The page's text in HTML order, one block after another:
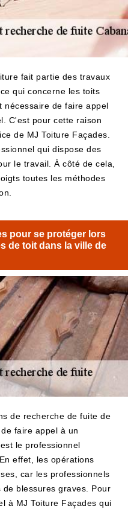
fait partie des travaux
qui concerne les toits
nécessaire de faire appel
C'est pour cette raison
de MJ Toiture Façades.
qui dispose des
le travail. À côté de cela,
toutes les méthodes
pour se protéger lors
de toit dans la ville de
de recherche de fuite de
faire appel à un
le professionnel
effet, les opérations
car les professionnels
blessures graves. Pour
à MJ Toiture Façades qui